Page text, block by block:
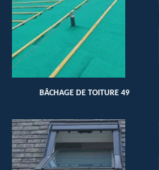
BÂCHAGE DE TOITURE 49